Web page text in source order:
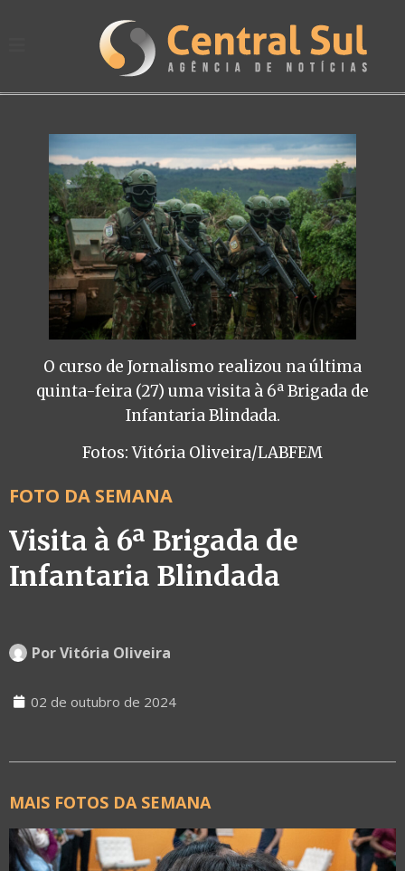
O curso de Jornalismo realizou na última
quinta-feira (27) uma visita à 6ª Brigada de
Infantaria Blindada.
Fotos: Vitória Oliveira/LABFEM
FOTO DA SEMANA
Visita à 6ª Brigada de
Infantaria Blindada
PorVitória Oliveira
02 de outubro de 2024
MAIS FOTOS DA SEMANA